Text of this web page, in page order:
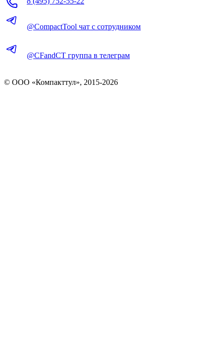
@CompactTool чат с сотрудником
@CFandCT группа в телеграм
© OOO «Компакттул», 2015-2026